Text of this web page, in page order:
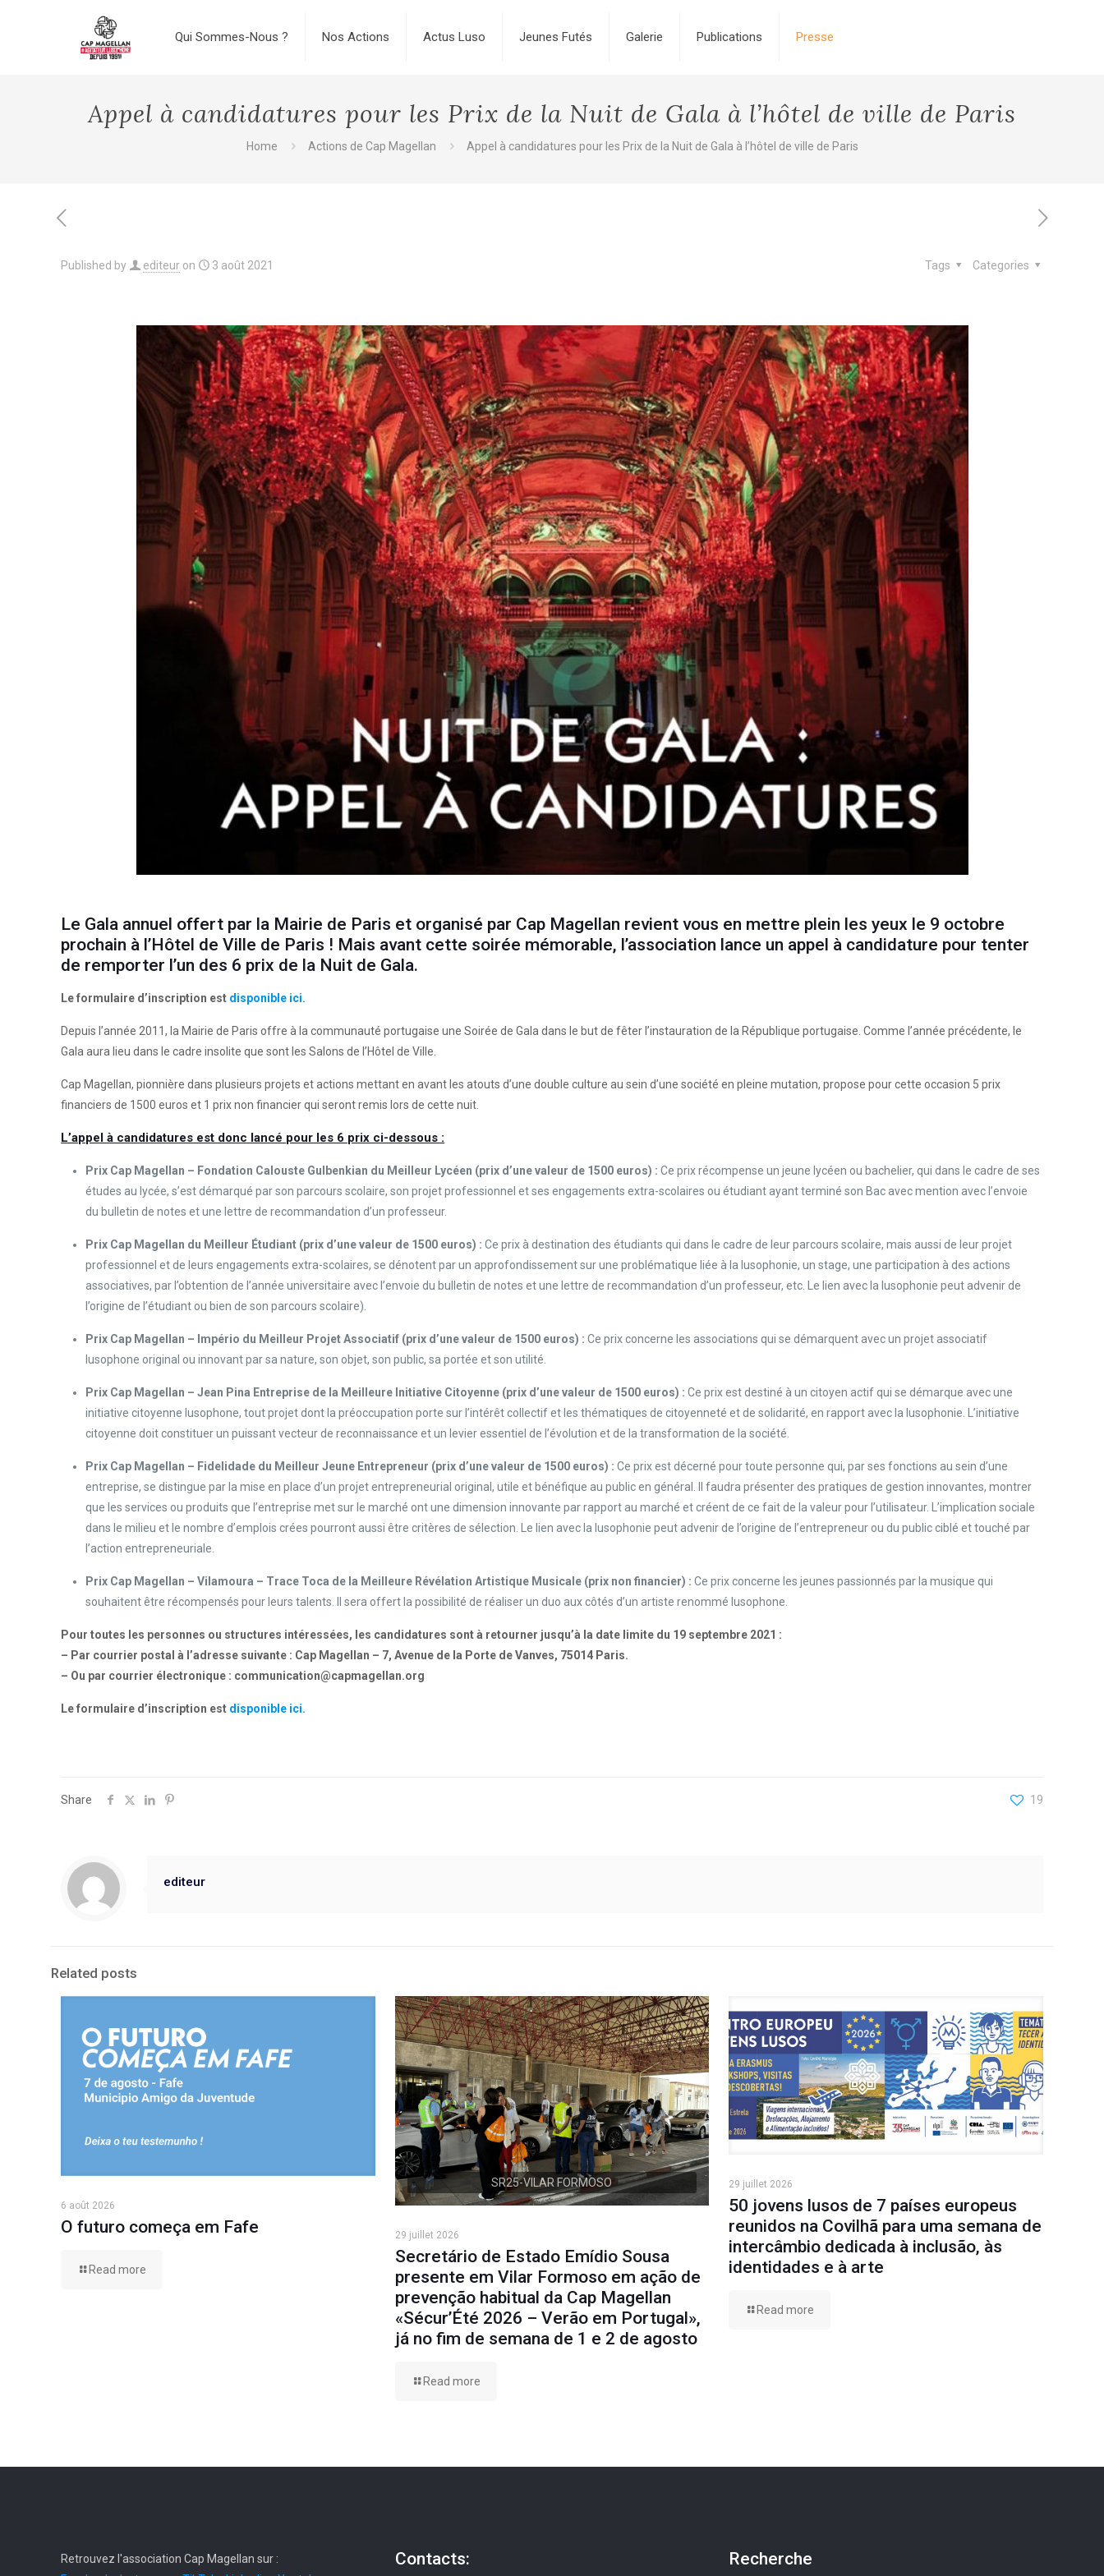
Qui Sommes-Nous ? Nos Actions Actus Luso Jeunes Futés Galerie Publications Presse
Appel à candidatures pour les Prix de la Nuit de Gala à l’hôtel de ville de Paris
Home Actions de Cap Magellan Appel à candidatures pour les Prix de la Nuit de Gala à l’hôtel de ville de Paris
Published by editeur on 3 août 2021 Categories
Tags
Le Gala annuel offert par la Mairie de Paris et organisé par Cap Magellan revient vous en mettre plein les yeux le 9 octobre
prochain à l’Hôtel de Ville de Paris ! Mais avant cette soirée mémorable, l’association lance un appel à candidature pour tenter
de remporter l’un des 6 prix de la Nuit de Gala.
Le formulaire d’inscription est disponible ici.
Depuis l’année 2011, la Mairie de Paris offre à la communauté portugaise une Soirée de Gala dans le but de fêter l’instauration de la République portugaise. Comme l’année précédente, le
Gala aura lieu dans le cadre insolite que sont les Salons de l’Hôtel de Ville.
Cap Magellan, pionnière dans plusieurs projets et actions mettant en avant les atouts d’une double culture au sein d’une société en pleine mutation, propose pour cette occasion 5 prix
financiers de 1500 euros et 1 prix non financier qui seront remis lors de cette nuit.
L’appel à candidatures est donc lancé pour les 6 prix ci-dessous :
Prix Cap Magellan – Fondation Calouste Gulbenkian du Meilleur Lycéen (prix d’une valeur de 1500 euros) :Ce prix récompense un jeune lycéen ou bachelier, qui dans le cadre de ses
études au lycée, s’est démarqué par son parcours scolaire, son projet professionnel et ses engagements extra-scolaires ou étudiant ayant terminé son Bac avec mention avec l’envoie
du bulletin de notes et une lettre de recommandation d’un professeur.
Prix Cap Magellan du Meilleur Étudiant (prix d’une valeur de 1500 euros) :Ce prix à destination des étudiants qui dans le cadre de leur parcours scolaire, mais aussi de leur projet
professionnel et de leurs engagements extra-scolaires, se dénotent par un approfondissement sur une problématique liée à la lusophonie, un stage, une participation à des actions
associatives, par l’obtention de l’année universitaire avec l’envoie du bulletin de notes et une lettre de recommandation d’un professeur, etc. Le lien avec la lusophonie peut advenir de
l’origine de l’étudiant ou bien de son parcours scolaire).
Prix Cap Magellan – Império du Meilleur Projet Associatif (prix d’une valeur de 1500 euros) :Ce prix concerne les associations qui se démarquent avec un projet associatif
lusophone original ou innovant par sa nature, son objet, son public, sa portée et son utilité.
Prix Cap Magellan – Jean Pina Entreprise de la Meilleure Initiative Citoyenne (prix d’une valeur de 1500 euros) :Ce prix est destiné à un citoyen actif qui se démarque avec une
initiative citoyenne lusophone, tout projet dont la préoccupation porte sur l’intérêt collectif et les thématiques de citoyenneté et de solidarité, en rapport avec la lusophonie. L’initiative
citoyenne doit constituer un puissant vecteur de reconnaissance et un levier essentiel de l’évolution et de la transformation de la société.
Prix Cap Magellan – Fidelidade du Meilleur Jeune Entrepreneur (prix d’une valeur de 1500 euros) :Ce prix est décerné pour toute personne qui, par ses fonctions au sein d’une
entreprise, se distingue par la mise en place d’un projet entrepreneurial original, utile et bénéfique au public en général. Il faudra présenter des pratiques de gestion innovantes, montrer
que les services ou produits que l’entreprise met sur le marché ont une dimension innovante par rapport au marché et créent de ce fait de la valeur pour l’utilisateur. L’implication sociale
dans le milieu et le nombre d’emplois crées pourront aussi être critères de sélection. Le lien avec la lusophonie peut advenir de l’origine de l’entrepreneur ou du public ciblé et touché par
l’action entrepreneuriale.
Prix Cap Magellan – Vilamoura – Trace Toca de la Meilleure Révélation Artistique Musicale (prix non financier) :Ce prix concerne les jeunes passionnés par la musique qui
souhaitent être récompensés pour leurs talents. Il sera offert la possibilité de réaliser un duo aux côtés d’un artiste renommé lusophone.
Pour toutes les personnes ou structures intéressées, les candidatures sont à retourner jusqu’à la date limite du 19 septembre 2021 :
– Par courrier postal à l’adresse suivante : Cap Magellan – 7, Avenue de la Porte de Vanves, 75014 Paris.
– Ou par courrier électronique : communication@capmagellan.org
Le formulaire d’inscription est disponible ici.
Share 19
editeur
Related posts
6 août 2026
O futuro começa em Fafe
Read more
SR25-VILAR FORMOSO
29 juillet 2026
Secretário de Estado Emídio Sousa
presente em Vilar Formoso em ação de
prevenção habitual da Cap Magellan
«Sécur’Été 2026 – Verão em Portugal»,
já no fim de semana de 1 e 2 de agosto
Read more
29 juillet 2026
50 jovens lusos de 7 países europeus
reunidos na Covilhã para uma semana de
intercâmbio dedicada à inclusão, às
identidades e à arte
Read more
Retrouvez l'association Cap Magellan sur :
Contacts: Recherche